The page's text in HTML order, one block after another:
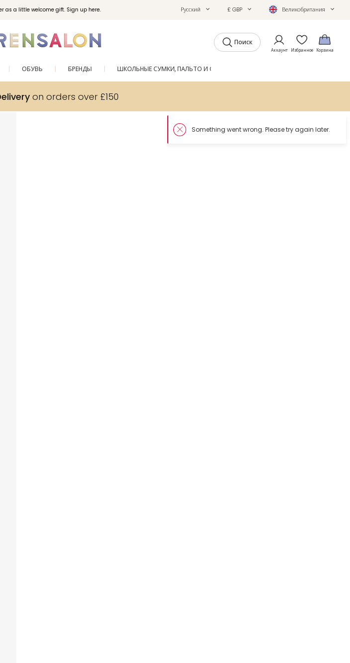
as a little welcome gift. Sign up here. Русский £ GBP Великобритания
Поиск
Аккаунт Избранное Корзина
ОБУВЬ БРЕНДЫ ШКОЛЬНЫЕ СУМКИ, ПАЛЬТО И ОБУВЬ
on orders over £150